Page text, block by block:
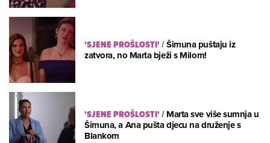
'SJENE PROŠLOSTI'/Šimuna puštaju iz
zatvora, no Marta bježi s Milom!
'SJENE PROŠLOSTI'/Marta sve više sumnja u
Šimuna, a Ana pušta djecu na druženje s
Blankom